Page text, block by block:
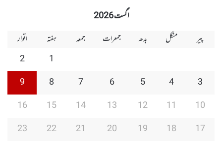
اگست 2026
پیر
منگل بدھ جمعرات جمعہ ہفتہ
اتوار
1
2
3
4
5
6
7
8
9
10
11
12
13
14
15
16
17
18
19
20
21
22
23